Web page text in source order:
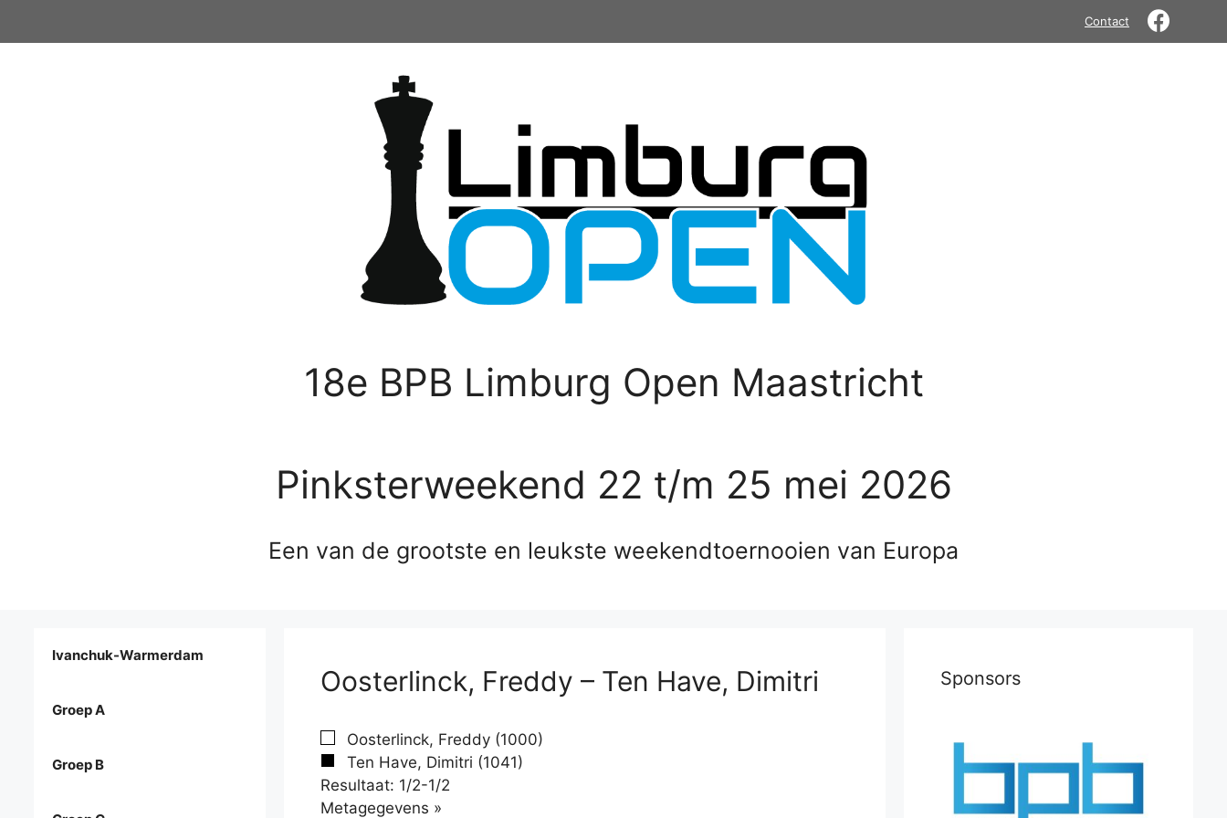
Contact
18e BPB Limburg Open Maastricht
Pinksterweekend 22 t/m 25 mei 2026
Een van de grootste en leukste weekendtoernooien van Europa
Oosterlinck, Freddy – Ten Have, Dimitri
Oosterlinck, Freddy (1000)
Ten Have, Dimitri (1041)
Resultaat: 1/2-1/2
Metagegevens »
Ivanchuk-Warmerdam
Groep A
Groep B
Sponsors